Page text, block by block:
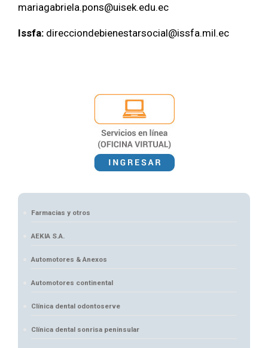
mariagabriela.pons@uisek.edu.ec
Issfa: direcciondebienestarsocial@issfa.mil.ec
Farmacias y otros
AEKIA S.A.
Automotores & Anexos
Automotores continental
Clínica dental odontoserve
Clínica dental sonrisa peninsular